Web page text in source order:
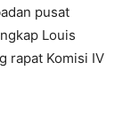
pusat
Louis
rapat Komisi IV